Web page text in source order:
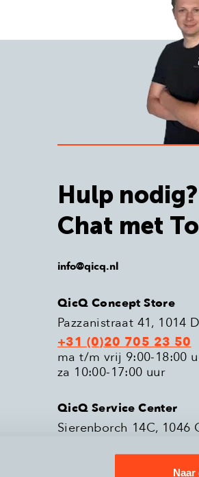
Naar
Hulp nodig?
Chat met
info@qicq.nl
QicQ Concept Store
Pazzanistraat 41, 1014
+31 (0)20 705 23 50
ma t/m vrij 9:00-18:00
za 10:00-17:00 uur
QicQ Service Center
Sierenborch 14C, 1046